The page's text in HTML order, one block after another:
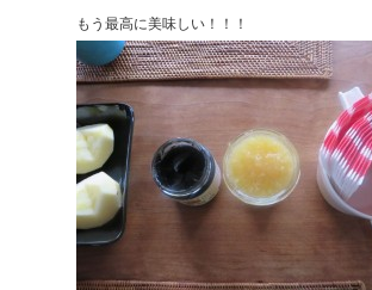
もう最高に美味しい！！！